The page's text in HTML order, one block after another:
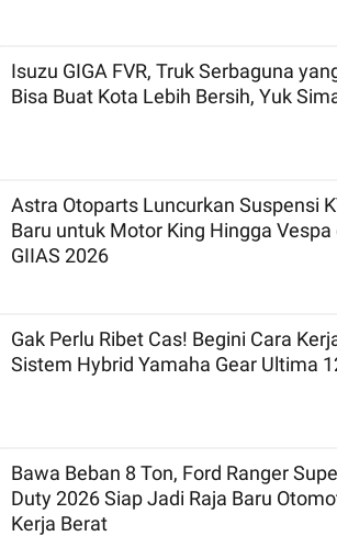
Isuzu GIGA FVR, Truk Serbaguna
Bisa Buat Kota Lebih Bersih, Yuk
Astra Otoparts Luncurkan Suspensi
Baru untuk Motor King Hingga Vespa
GIIAS 2026
Gak Perlu Ribet Cas! Begini Cara
Sistem Hybrid Yamaha Gear Ultima
Bawa Beban 8 Ton, Ford Ranger
Duty 2026 Siap Jadi Raja Baru
Kerja Berat